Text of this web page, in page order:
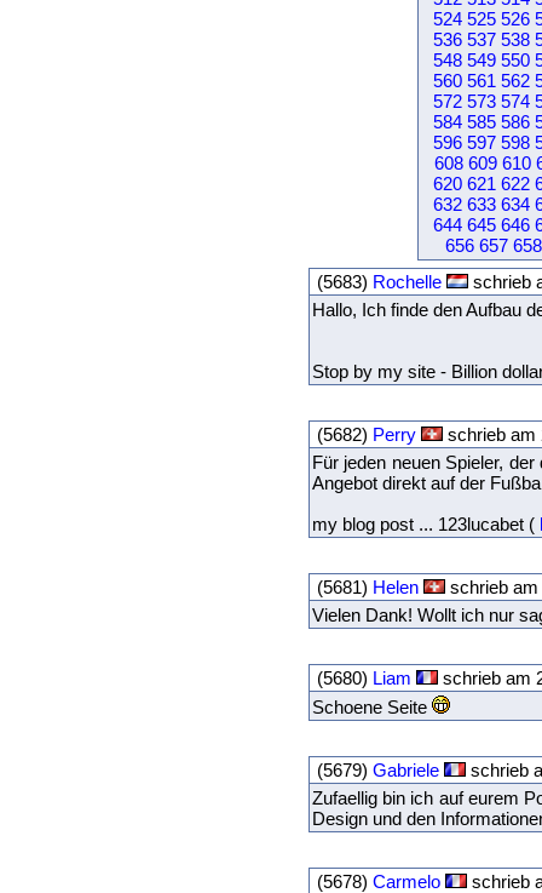
524 525 526
536 537 538
548 549 550
560 561 562
572 573 574
584 585 586
596 597 598
608 609 610
620 621 622
632 633 634
644 645 646
656 657 658
(5683) Rochelle
schrieb
Hallo, Ich finde den Aufbau
Stop by my site - Billion
(5682) Perry
schrieb
Für jeden neuen Spieler,
Angebot direkt auf der
my blog post ... 123lucabet (
(5681) Helen
schrieb
Vielen Dank! Wollt ich nur
(5680) Liam
schrieb am
Schoene Seite
(5679) Gabriele
schrieb
Zufaellig bin ich auf eurem
Design und den
(5678) Carmelo
schrieb